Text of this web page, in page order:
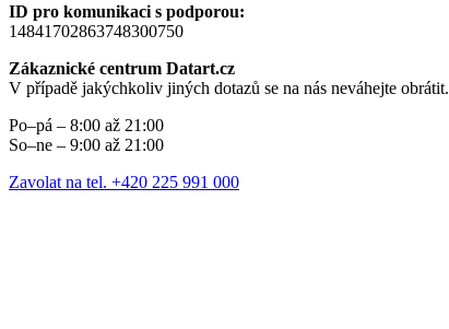
ID pro komunikaci s podporou:
14841702863748300750
Zákaznické centrum Datart.cz
V případě jakýchkoliv jiných dotazů se na nás neváhejte obrátit.
Po–pá – 8:00 až 21:00
So–ne – 9:00 až 21:00
Zavolat na tel. +420 225 991 000